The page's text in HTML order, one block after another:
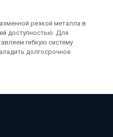
резкой металла в
доступностью. Для
гибкую систему
долгосрочное